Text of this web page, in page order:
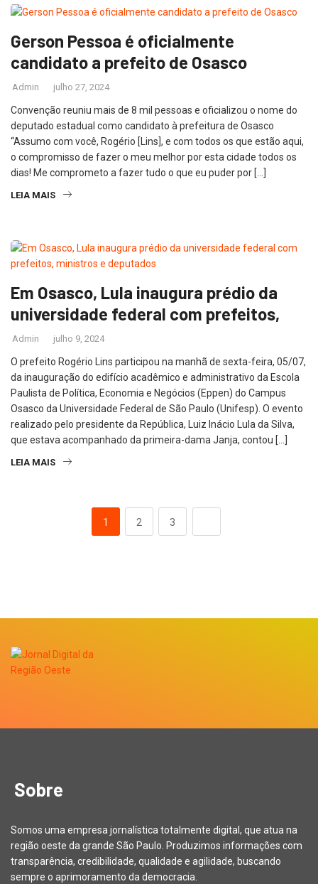
Gerson Pessoa é oficialmente
candidato a prefeito de Osasco
Admin julho 27, 2024
Convenção reuniu mais de 8 mil pessoas e oficializou o nome do
deputado estadual como candidato à prefeitura de Osasco
“Assumo com você, Rogério [Lins], e com todos os que estão aqui,
o compromisso de fazer o meu melhor por esta cidade todos os
dias! Me comprometo a fazer tudo o que eu puder por […]
LEIA MAIS
Em Osasco, Lula inaugura prédio da
universidade federal com prefeitos,
Admin julho 9, 2024
O prefeito Rogério Lins participou na manhã de sexta-feira, 05/07,
da inauguração do edifício acadêmico e administrativo da Escola
Paulista de Política, Economia e Negócios (Eppen) do Campus
Osasco da Universidade Federal de São Paulo (Unifesp). O evento
realizado pelo presidente da República, Luiz Inácio Lula da Silva,
que estava acompanhado da primeira-dama Janja, contou […]
LEIA MAIS
1 2 3
Sobre
Somos uma empresa jornalística totalmente digital, que atua na
região oeste da grande São Paulo. Produzimos informações com
transparência, credibilidade, qualidade e agilidade, buscando
sempre o aprimoramento da democracia.